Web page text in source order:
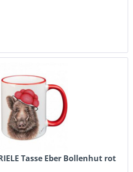
Tasse Eber Bollenhut rot